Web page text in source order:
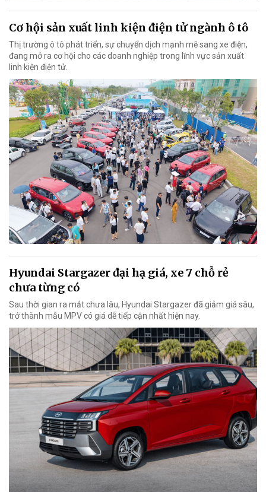
Cơ hội sản xuất linh kiện điện tử ngành ô tô
Thị trường ô tô phát triển, sự chuyển dịch mạnh mẽ sang xe điện,
đang mở ra cơ hội cho các doanh nghiệp trong lĩnh vực sản xuất
linh kiện điện tử.
Hyundai Stargazer đại hạ giá, xe 7 chỗ rẻ
chưa từng có
Sau thời gian ra mắt chưa lâu, Hyundai Stargazer đã giảm giá sâu,
trở thành mẫu MPV có giá dễ tiếp cận nhất hiện nay.